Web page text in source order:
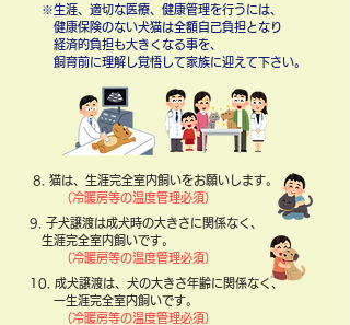
※生涯、適切な医療、健康管理を行うには、
健康保険のない犬猫は全額自己負担となり
経済的負担も大きくなる事を、
飼育前に理解し覚悟して家族に迎えて下さい。
8. 猫は、生涯完全室内飼いをお願いします。
（冷暖房等の温度管理必須）
9. 子犬譲渡は成犬時の大きさに関係なく、
生涯完全室内飼いです。
（冷暖房等の温度管理必須）
10. 成犬譲渡は、犬の大きさ年齢に関係なく、
一生涯完全室内飼いです。
（冷暖房等の温度管理必須）